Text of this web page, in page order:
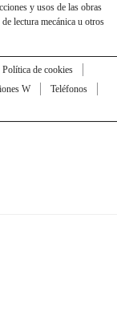
y usos de las obras
lectura mecánica u otros
Política de cookies
W
Teléfonos